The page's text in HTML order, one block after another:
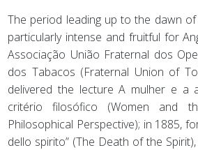
The period leading up to the dawn
particularly intense and fruitful for
Associação União Fraternal dos
dos Tabacos (Fraternal Union of
delivered the lecture A mulher e a
critério filosófico (Women and
Philosophical Perspective); in 1885,
dello spirito” (The Death of the